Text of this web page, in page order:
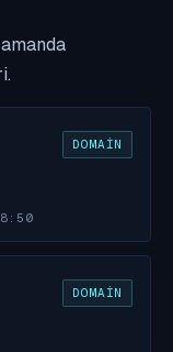
DOMAIN
DOMAIN